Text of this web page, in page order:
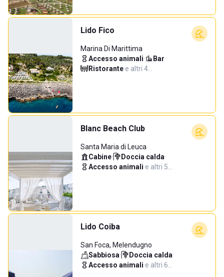
Lido Fico
Marina Di Marittima
Accesso animali· Bar·
Ristorante·e altri 4…
Blanc Beach Club
Santa Maria di Leuca
Cabine· Doccia calda·
Accesso animali·e altri 5…
Lido Coiba
San Foca, Melendugno
Sabbiosa· Doccia calda·
Accesso animali·e altri 6…